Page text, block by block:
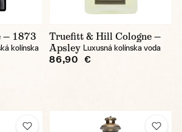
— 1873
kolínska
Truefitt & Hill Cologne —
Apsley Luxusná kolínska voda
86,90 €